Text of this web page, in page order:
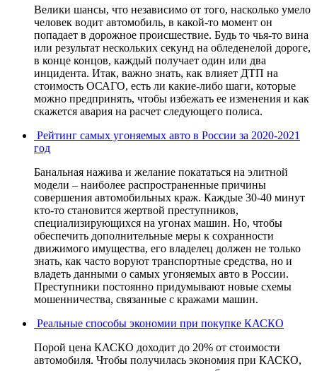
Велики шансы, что независимо от того, насколько умело
человек водит автомобиль, в какой-то момент он
попадает в дорожное происшествие. Будь то чья-то вина
или результат нескольких секунд на обледенелой дороге,
в конце концов, каждый получает один или два
инцидента. Итак, важно знать, как влияет ДТП на
стоимость ОСАГО, есть ли какие-либо шаги, которые
можно предпринять, чтобы избежать ее изменения и как
скажется авария на расчет следующего полиса.
Рейтинг самых угоняемых авто в России за 2020-2021
год
Банальная нажива и желание покататься на элитной
модели – наиболее распространенные причины
совершения автомобильных краж. Каждые 30-40 минут
кто-то становится жертвой преступников,
специализирующихся на угонах машин. Но, чтобы
обеспечить дополнительные меры к сохранности
движимого имущества, его владелец должен не только
знать, как часто воруют транспортные средства, но и
владеть данными о самых угоняемых авто в России.
Преступники постоянно придумывают новые схемы
мошенничества, связанные с кражами машин.
Реальные способы экономии при покупке КАСКО
Порой цена КАСКО доходит до 20% от стоимости
автомобиля. Чтобы получилась экономия при КАСКО,